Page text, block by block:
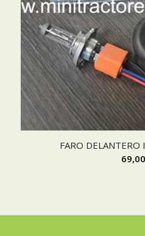
FARO DELANTERO
69,00